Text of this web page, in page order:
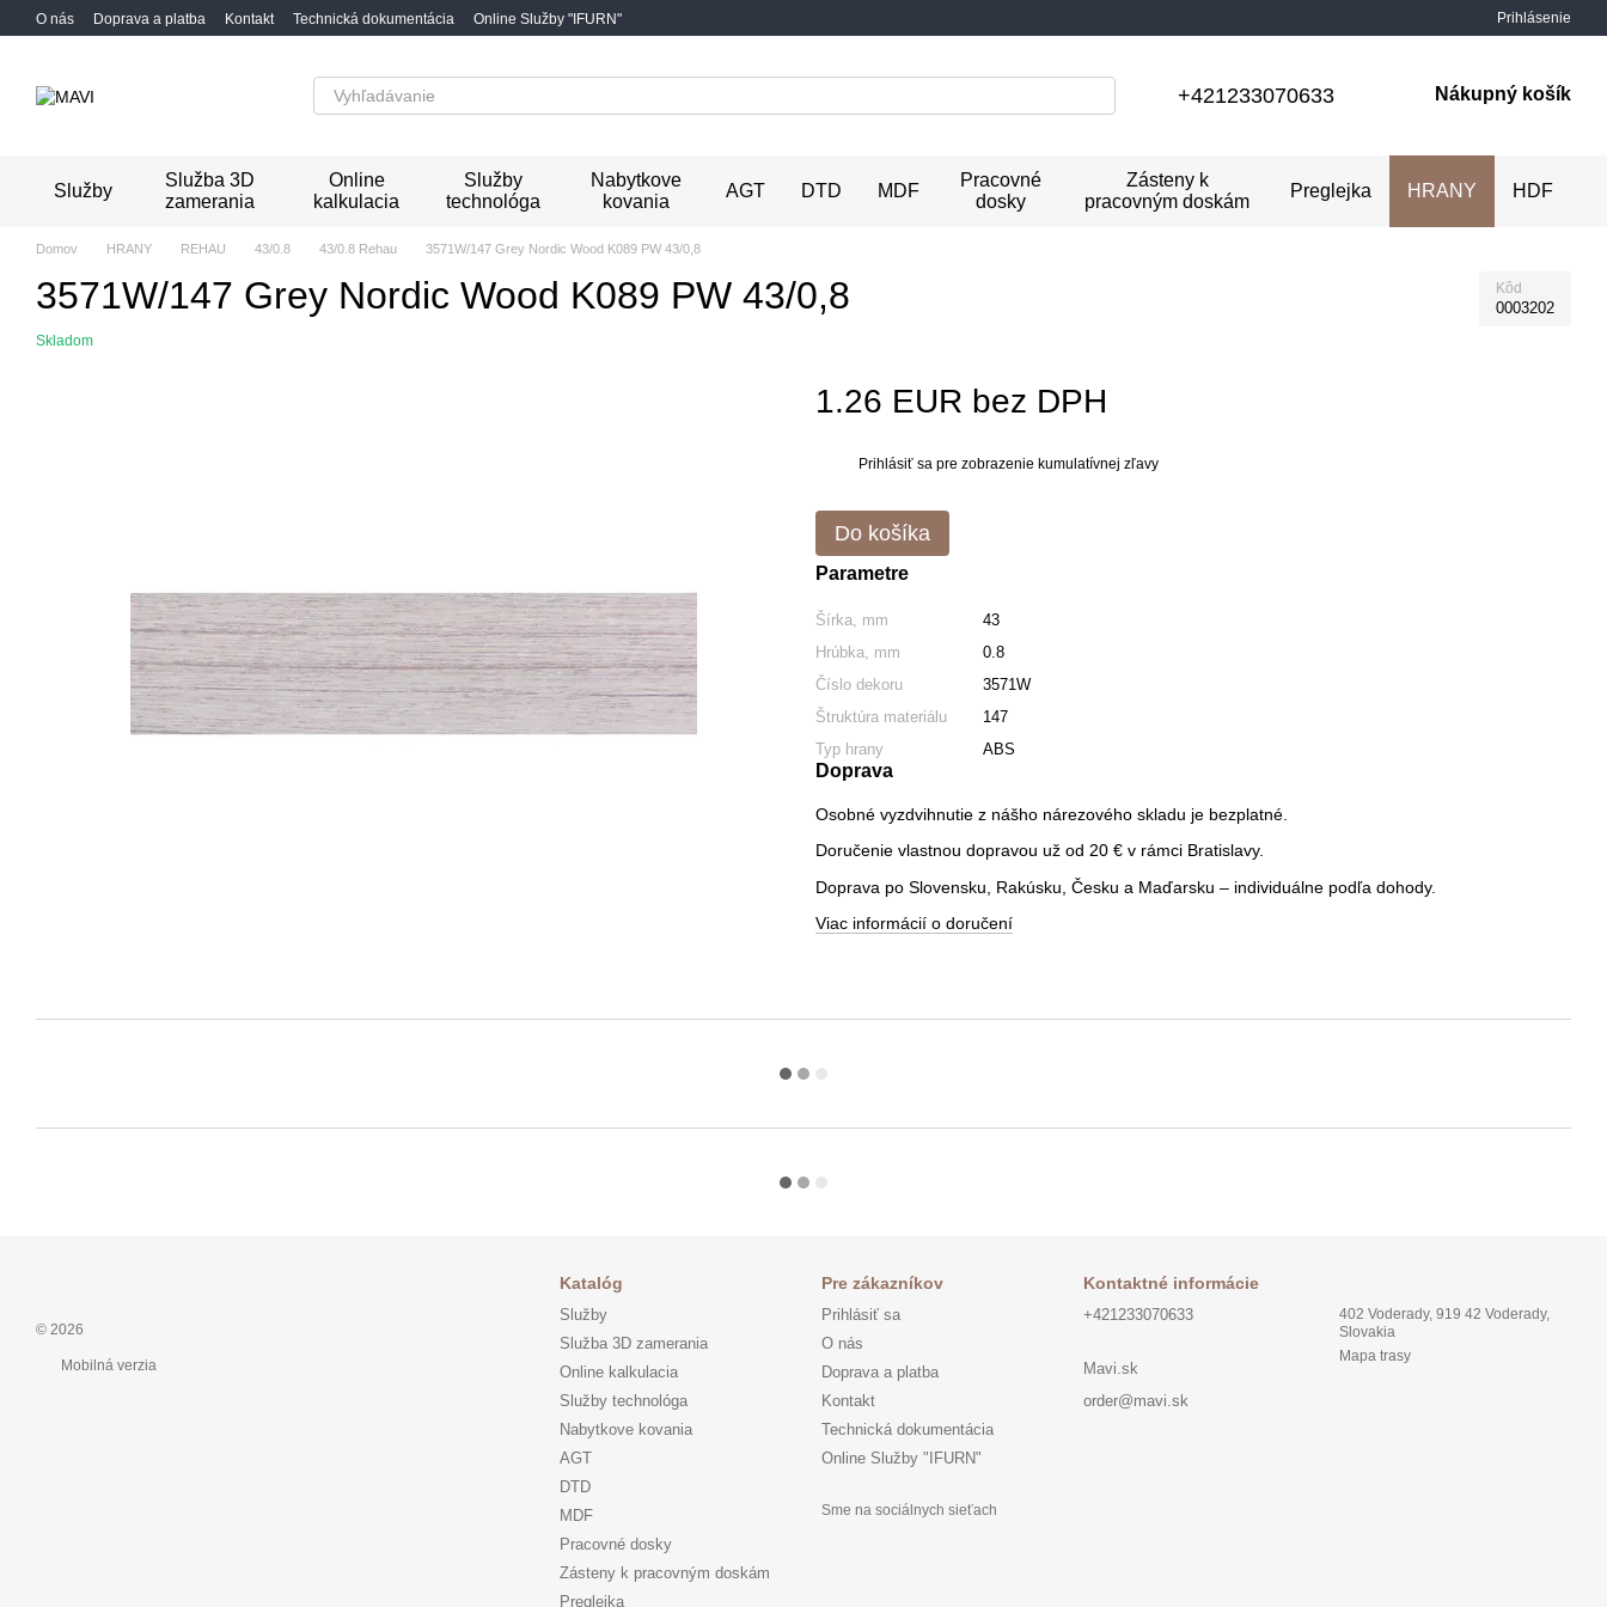
Перейти к основному контенту
O nás Doprava a platba Kontakt Technická dokumentácia Online Služby "IFURN" Prihlásenie
+421233070633 Nákupný košík
Služby
Služba 3D
zamerania
Online
kalkulacia
Služby
technológa
Nabytkove
kovania
AGT DTD MDF
Pracovné
dosky
Zásteny k
pracovným doskám
Preglejka HRANY HDF
Domov HRANY REHAU 43/0.8 43/0.8 Rehau 3571W/147 Grey Nordic Wood K089 PW 43/0,8
3571W/147 Grey Nordic Wood K089 PW 43/0,8 Kôd
0003202
Skladom
1.26 EUR bez DPH
Prihlásiť sa pre zobrazenie kumulatívnej zľavy
Do košíka
Parametre
Šírka, mm
43
Hrúbka, mm
0.8
Číslo dekoru
3571W
Štruktúra materiálu
147
Typ hrany
ABS
Doprava
Osobné vyzdvihnutie z nášho nárezového skladu je bezplatné.
Doručenie vlastnou dopravou už od 20 € v rámci Bratislavy.
Doprava po Slovensku, Rakúsku, Česku a Maďarsku – individuálne podľa dohody.
Viac informácií o doručení
© 2026
Mobilná verzia
Katalóg
Služby
Služba 3D zamerania
Online kalkulacia
Služby technológa
Nabytkove kovania
AGT
DTD
MDF
Pracovné dosky
Zásteny k pracovným doskám
Preglejka
Pre zákazníkov
Prihlásiť sa
O nás
Doprava a platba
Kontakt
Technická dokumentácia
Online Služby "IFURN"
Sme na sociálnych sieťach
Kontaktné informácie
+421233070633
Mavi.sk
order@mavi.sk
402 Voderady, 919 42 Voderady,
Slovakia
Mapa trasy